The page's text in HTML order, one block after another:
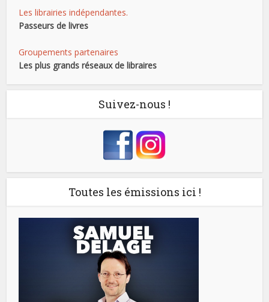
Les librairies indépendantes.
Passeurs de livres
Groupements partenaires
Les plus grands réseaux de libraires
Suivez-nous !
Toutes les émissions ici !